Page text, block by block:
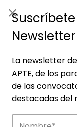
Newsletter
La newsletter
APTE, de los
de las
destacadas del